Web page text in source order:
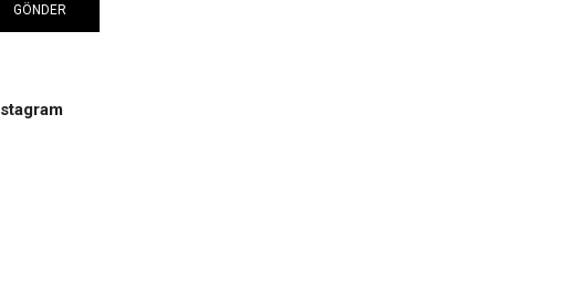
GÖNDER